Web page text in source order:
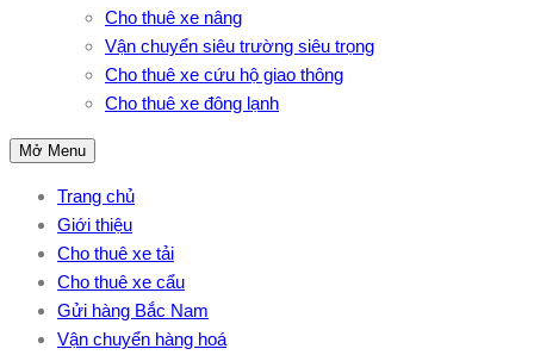
Cho thuê xe nâng
Vận chuyển siêu trường siêu trọng
Cho thuê xe cứu hộ giao thông
Cho thuê xe đông lạnh
Mở Menu
Trang chủ
Giới thiệu
Cho thuê xe tải
Cho thuê xe cẩu
Gửi hàng Bắc Nam
Vận chuyển hàng hoá